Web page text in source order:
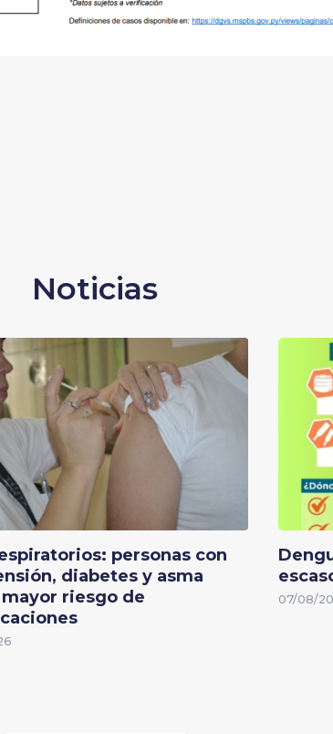
Noticias
personas con
diabetes y asma
riesgo de
07/08/